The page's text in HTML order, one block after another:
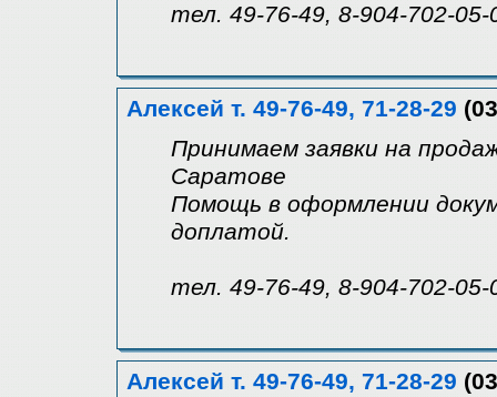
тел. 49-76-49, 8-904-702-05-
Алексей т. 49-76-49, 71-28-29
Принимаем заявки на
Саратове
Помощь в оформлении
доплатой.
тел. 49-76-49, 8-904-702-05-
Алексей т. 49-76-49, 71-28-29